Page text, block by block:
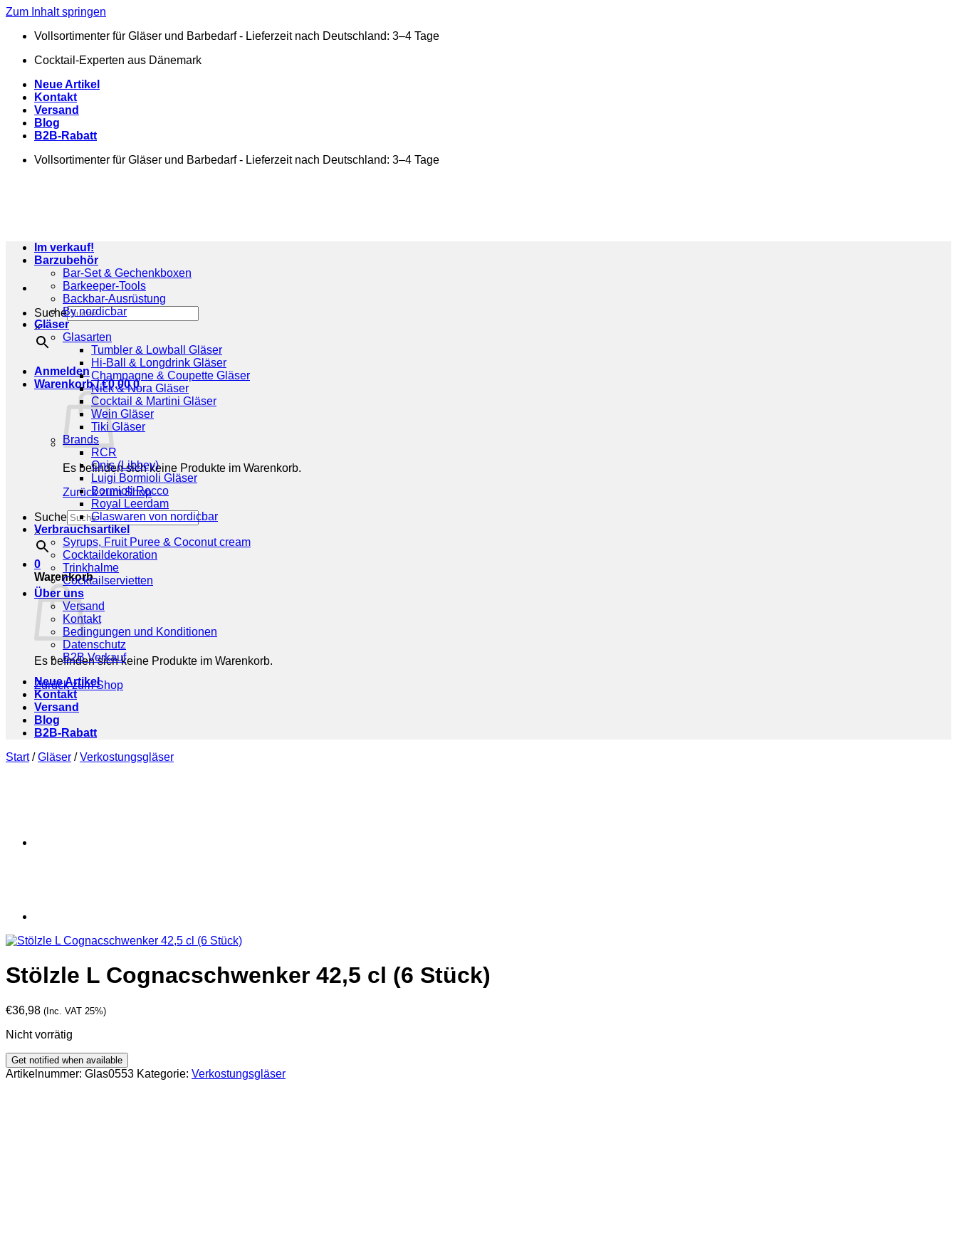
Zum Inhalt springen
Vollsortimenter für Gläser und Barbedarf - Lieferzeit nach Deutschland: 3–4 Tage
Cocktail-Experten aus Dänemark
Neue Artikel
Kontakt
Versand
Blog
B2B-Rabatt
Vollsortimenter für Gläser und Barbedarf - Lieferzeit nach Deutschland: 3–4 Tage
Suche
×
Anmelden
Warenkorb /€0,00 0
Es befinden sich keine Produkte im Warenkorb.
Zurück zum Shop
Suche
×
0
Warenkorb
Es befinden sich keine Produkte im Warenkorb.
Zurück zum Shop
Im verkauf!
Barzubehör
Bar-Set & Gechenkboxen
Barkeeper-Tools
Backbar-Ausrüstung
By nordicbar
Gläser
Glasarten
Tumbler & Lowball Gläser
Hi-Ball & Longdrink Gläser
Champagne & Coupette Gläser
Nick & Nora Gläser
Cocktail & Martini Gläser
Wein Gläser
Tiki Gläser
Brands
RCR
Onis (Libbey)
Luigi Bormioli Gläser
Bormioli Rocco
Royal Leerdam
Glaswaren von nordicbar
Verbrauchsartikel
Syrups, Fruit Puree & Coconut cream
Cocktaildekoration
Trinkhalme
Cocktailservietten
Über uns
Versand
Kontakt
Bedingungen und Konditionen
Datenschutz
B2B Verkauf
Neue Artikel
Kontakt
Versand
Blog
B2B-Rabatt
Start / Gläser / Verkostungsgläser
Stölzle L Cognacschwenker 42,5 cl (6 Stück)
€36,98 (Inc. VAT 25%)
Nicht vorrätig
Artikelnummer: Glas0553 Kategorie: Verkostungsgläser